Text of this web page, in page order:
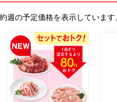
週の予定価格を表示しています